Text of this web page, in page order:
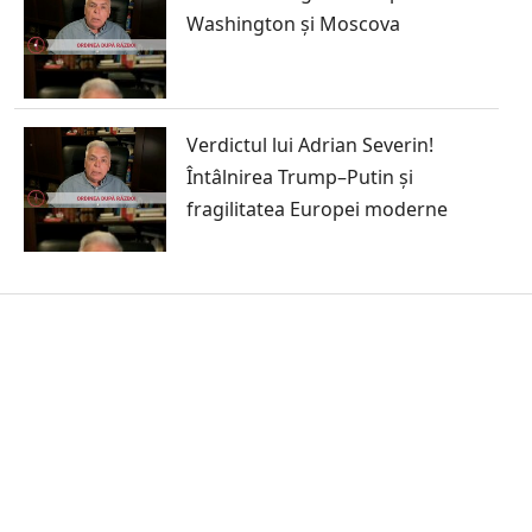
Washington și Moscova
Verdictul lui Adrian Severin!
Întâlnirea Trump–Putin și
fragilitatea Europei moderne